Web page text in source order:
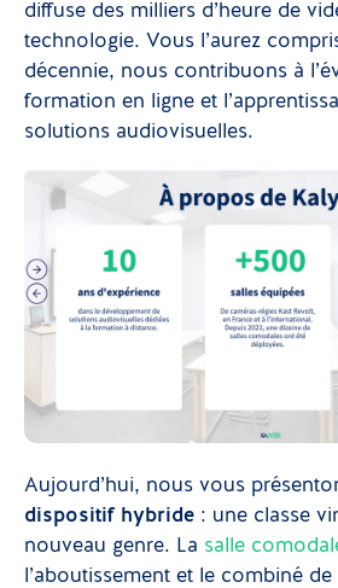
diffuse des milliers d’heure de
technologie. Vous l’aurez
décennie, nous contribuons à
formation en ligne et
solutions audiovisuelles.
Aujourd’hui, nous vous
dispositif hybride : une classe
nouveau genre. La salle
l’aboutissement et le combiné